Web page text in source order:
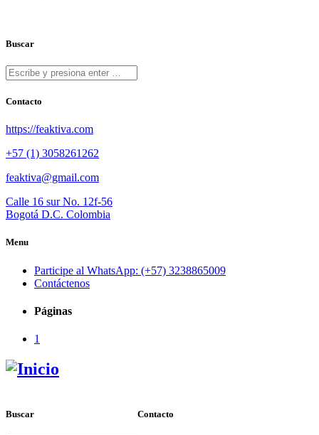
Buscar
Contacto
https://feaktiva.com
+57 (1) 3058261262
feaktiva@gmail.com
Calle 16 sur No. 12f-56
Bogotá D.C. Colombia
Menu
Participe al WhatsApp: (+57) 3238865009
Contáctenos
Páginas
1
Buscar Contacto